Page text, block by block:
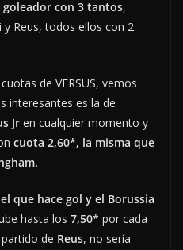
con 3 tantos,
Reus, todos ellos con 2
de VERSUS, vemos
interesantes es la de
Jr en cualquier momento y
cuota 2,60*, la misma que
que hace gol y el Borussia
hasta los 7,50* por cada
de Reus, no sería